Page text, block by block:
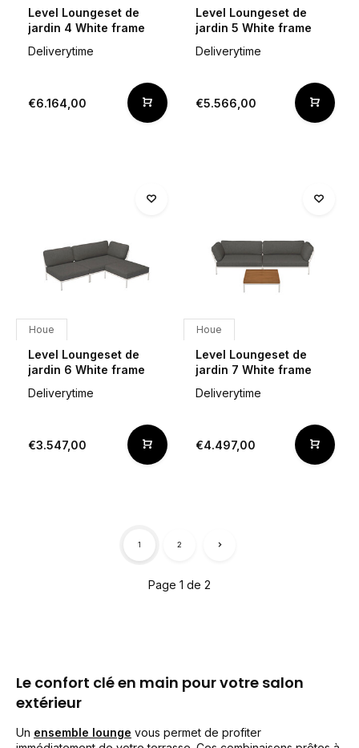
Level Loungeset de
jardin 4 White frame
Deliverytime
€6.164,00
Level Loungeset de
jardin 5 White frame
Deliverytime
€5.566,00
Houe
Level Loungeset de
jardin 6 White frame
Deliverytime
€3.547,00
Houe
Level Loungeset de
jardin 7 White frame
Deliverytime
€4.497,00
Page 1 de 2
1 2
Le confort clé en main pour votre salon
extérieur
Un ensemble lounge vous permet de profiter